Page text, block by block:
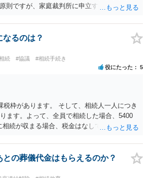
則ですが、家庭裁判所に申立すれば3カ月の
とができます。 銀行やサラ金が数年も放置
で、数年後に借金が発見される可能性はほぼ
扱った相続放棄を検討していた案件で、期間
サラ金に対する過払金など相当な財産が見
う事例がありました。
るのは？
続 #協議 #相続手続き
役にたった 5
税枠があります。 そして、相続人一人につき
ます。よって、全員で相続した場合、5400
続が収まる場合、税金はなしです。 一人が
には、全員で相続する方が税金はお得です。
、話し合いの結果、親がすべて相続と決める
合でも相続の非課税枠は、全員で相続した540
くなり、母が全部相続すると、母から三人
の葬儀代金はもらえるのか？